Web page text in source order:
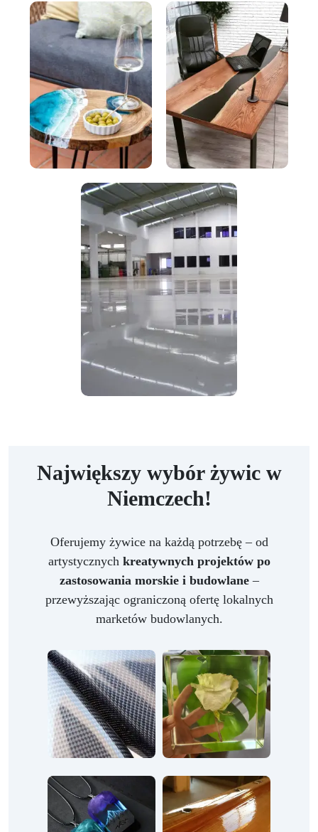
Największy wybór żywic w
Niemczech!
Oferujemy żywice na każdą potrzebę – od
artystycznych kreatywnych projektów po
zastosowania morskie i budowlane–
przewyższając ograniczoną ofertę lokalnych
marketów budowlanych.